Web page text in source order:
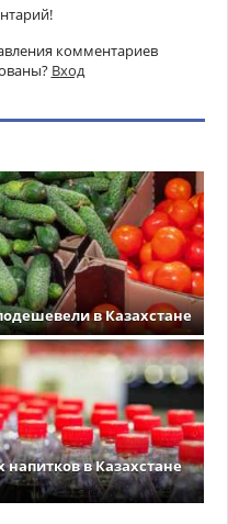
комментариев
Вход
в Казахстане
напитков в Казахстане